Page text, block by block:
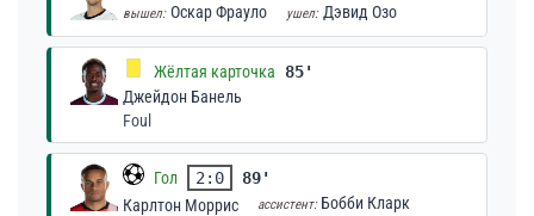
вышел: Оскар Фрауло ушел: Дэвид Озо
Жёлтая карточка
85'
Джейдон Банель
Foul
Гол 2:0
89'
Карлтон Моррис
ассистент: Бобби Кларк